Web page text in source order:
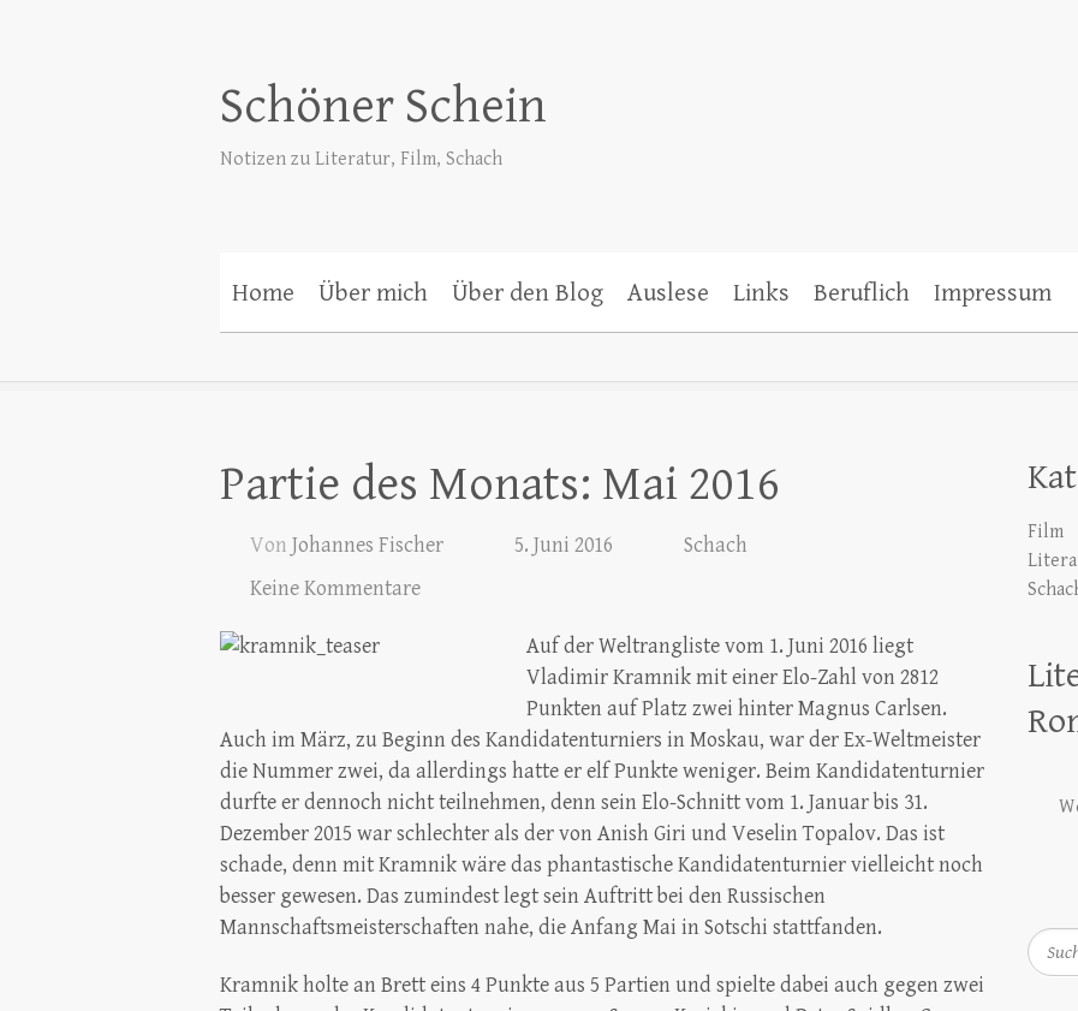
Schöner Schein
Notizen zu Literatur, Film, Schach
Home Über mich Über den Blog Auslese Links Beruflich Impressum
Partie des Monats: Mai 2016
Von Johannes Fischer 5. Juni 2016
Schach
Keine Kommentare
Auf der Weltrangliste vom 1. Juni 2016 liegt
Vladimir Kramnik mit einer Elo-Zahl von 2812
Punkten auf Platz zwei hinter Magnus Carlsen.
Auch im März, zu Beginn des Kandidatenturniers in Moskau, war der Ex-Weltmeister
die Nummer zwei, da allerdings hatte er elf Punkte weniger. Beim Kandidatenturnier
durfte er dennoch nicht teilnehmen, denn sein Elo-Schnitt vom 1. Januar bis 31.
Dezember 2015 war schlechter als der von Anish Giri und Veselin Topalov. Das ist
schade, denn mit Kramnik wäre das phantastische Kandidatenturnier vielleicht noch
besser gewesen. Das zumindest legt sein Auftritt bei den Russischen
Mannschaftsmeisterschaften nahe, die Anfang Mai in Sotschi stattfanden.
Kramnik holte an Brett eins 4 Punkte aus 5 Partien und spielte dabei auch gegen zwei
Film
Suchen